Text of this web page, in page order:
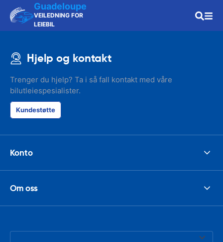
Guadeloupe
VEILEDNING FOR
LEIEBIL
Hjelp og kontakt
Trenger du hjelp? Ta i så fall kontakt med våre
bilutleiespesialister.
Kundestøtte
Konto
Om oss